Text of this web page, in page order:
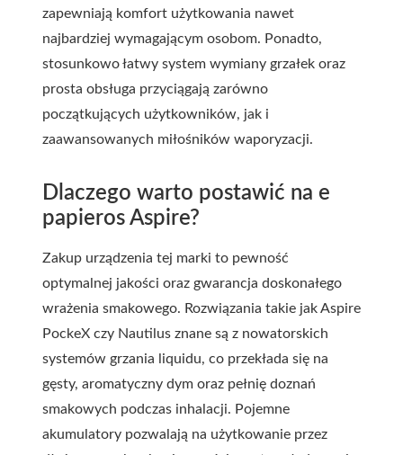
zapewniają komfort użytkowania nawet
najbardziej wymagającym osobom. Ponadto,
stosunkowo łatwy system wymiany grzałek oraz
prosta obsługa przyciągają zarówno
początkujących użytkowników, jak i
zaawansowanych miłośników waporyzacji.
Dlaczego warto postawić na e
papieros Aspire?
Zakup urządzenia tej marki to pewność
optymalnej jakości oraz gwarancja doskonałego
wrażenia smakowego. Rozwiązania takie jak Aspire
PockeX czy Nautilus znane są z nowatorskich
systemów grzania liquidu, co przekłada się na
gęsty, aromatyczny dym oraz pełnię doznań
smakowych podczas inhalacji. Pojemne
akumulatory pozwalają na użytkowanie przez